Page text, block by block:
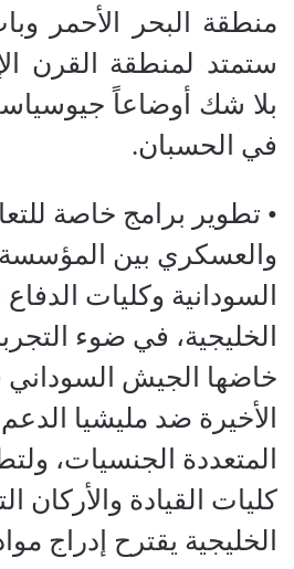
منطقة البحر الأحمر
ستمتد لمنطقة القرن
بلا شك أوضاعاً
في الحسبان.
• تطوير برامج خاصة
والعسكري بين
السودانية وكليات
الخليجية، في ضوء
خاضها الجيش
الأخيرة ضد مليشيا
المتعددة الجنسيات،
كليات القيادة والأركان
الخليجية يقترح إدراج